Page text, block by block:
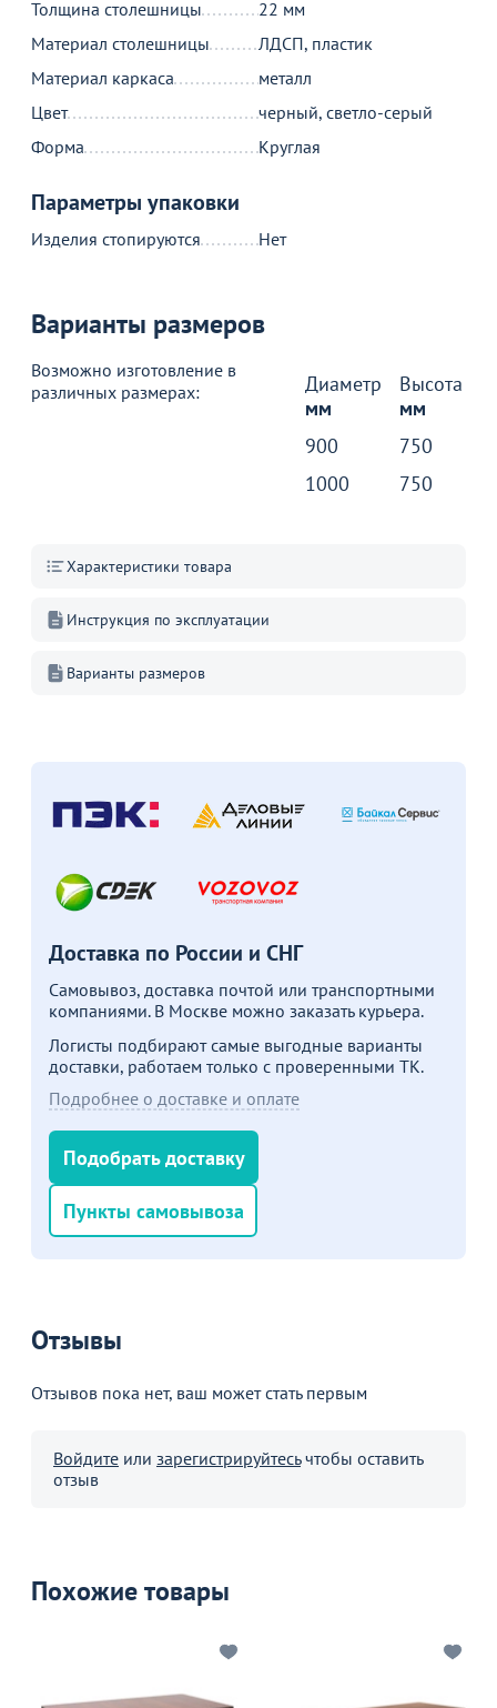
Толщина столешницы
22 мм
Материал столешницы
ЛДСП, пластик
Материал каркаса
металл
Цвет
черный, светло-серый
Форма
Круглая
Параметры упаковки
Изделия стопируются Нет
Варианты размеров
Возможно изготовление в
различных размерах:
Диаметр
мм
Высота
мм
900
750
1000
750
Характеристики товара
Инструкция по эксплуатации
Варианты размеров
Доставка по России и СНГ
Самовывоз, доставка почтой или транспортными
компаниями. В Москве можно заказать курьера.
Логисты подбирают самые выгодные варианты
доставки, работаем только с проверенными ТК.
Подробнее о доставке и оплате
Подобрать доставку
Пункты самовывоза
Отзывы
Отзывов пока нет, ваш может стать первым
Войдите или зарегистрируйтесьчтобы оставить
отзыв
Похожие товары
В корзине
С этим товаром покупают
Акции для вас
гарантия
на стулья ХИТ 20/25!
Перейдите, чтобы узнать